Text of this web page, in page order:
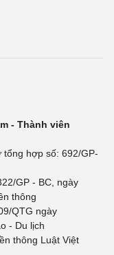
- Thành viên
hợp số: 692/GP-
GP - BC, ngày
thông
QTG ngày
- Du lịch
thông Luật Việt